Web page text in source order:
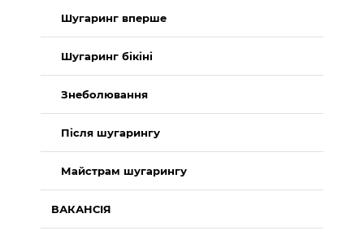
Шугаринг вперше
Шугаринг бікіні
Знеболювання
Після шугарингу
Майстрам шугарингу
ВАКАНСІЯ